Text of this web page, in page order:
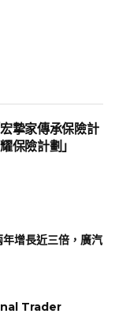
摯家傳承保險計
保險計劃」
增長近三倍，廣汽
Trader